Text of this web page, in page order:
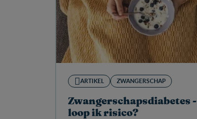
ARTIKEL ZWANGERSCHAP
Zwangerschapsdiabetes -
loop ik risico?